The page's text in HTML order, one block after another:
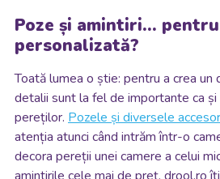
Poze și amintiri...
personalizată?
Toată lumea o știe: pentru a crea un
detalii sunt la fel de importante ca și
pereților. Pozele și diversele
atenția atunci când intrăm într-o
decora pereții unei camere a celui
amintirile cele mai de preț, drool.ro